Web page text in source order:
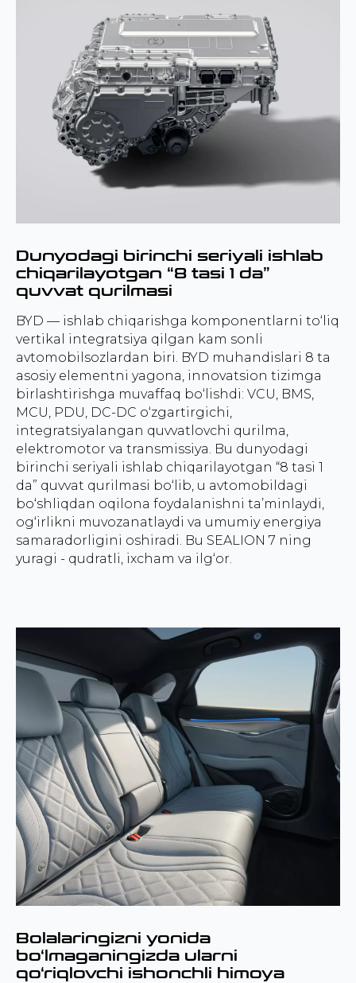
Dunyodagi birinchi seriyali ishlab
chiqarilayotgan “8 tasi 1 da”
quvvat qurilmasi
BYD — ishlab chiqarishga komponentlarni to‘liq
vertikal integratsiya qilgan kam sonli
avtomobilsozlardan biri. BYD muhandislari 8 ta
asosiy elementni yagona, innovatsion tizimga
birlashtirishga muvaffaq bo‘lishdi: VCU, BMS,
MCU, PDU, DC-DC o‘zgartirgichi,
integratsiyalangan quvvatlovchi qurilma,
elektromotor va transmissiya. Bu dunyodagi
birinchi seriyali ishlab chiqarilayotgan “8 tasi 1
da” quvvat qurilmasi bo‘lib, u avtomobildagi
bo‘shliqdan oqilona foydalanishni ta’minlaydi,
og‘irlikni muvozanatlaydi va umumiy energiya
samaradorligini oshiradi. Bu SEALION 7 ning
yuragi - qudratli, ixcham va ilg‘or.
Bolalaringizni yonida
bo‘lmaganingizda ularni
qo‘riqlovchi ishonchli himoya